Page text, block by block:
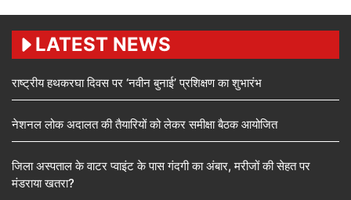
LATEST NEWS
राष्ट्रीय हथकरघा दिवस पर ‘नवीन बुनाई’ प्रशिक्षण का शुभारंभ
नेशनल लोक अदालत की तैयारियों को लेकर समीक्षा बैठक आयोजित
जिला अस्पताल के वाटर प्वाइंट के पास गंदगी का अंबार, मरीजों की सेहत पर
मंडराया खतरा?